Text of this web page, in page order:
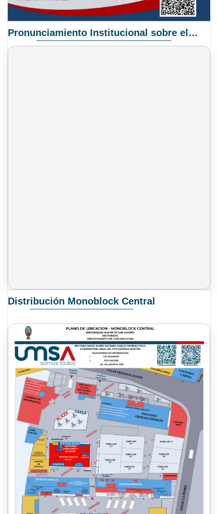
Pronunciamiento Institucional sobre el Proyecto de Ley N° 068/2025-2026 C.S.
Distribución Monoblock Central